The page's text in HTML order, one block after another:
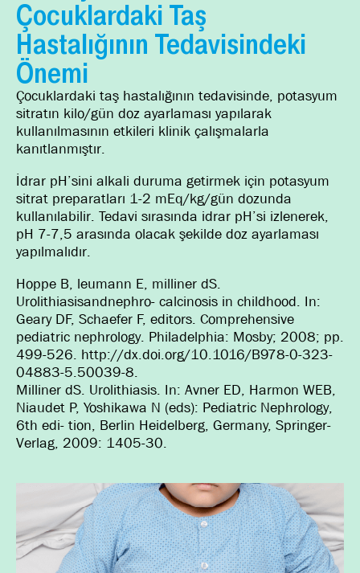
Çocuklardaki Taş
Hastalığının Tedavisindeki
Önemi
Çocuklardaki taş hastalığının tedavisinde, potasyum
sitratın kilo/gün doz ayarlaması yapılarak
kullanılmasının etkileri klinik çalışmalarla
kanıtlanmıştır.
İdrar pH’sini alkali duruma getirmek için potasyum
sitrat preparatları 1-2 mEq/kg/gün dozunda
kullanılabilir. Tedavi sırasında idrar pH’si izlenerek,
pH 7-7,5 arasında olacak şekilde doz ayarlaması
yapılmalıdır.
Hoppe B, leumann E, milliner dS.
Urolithiasisandnephro- calcinosis in childhood. In:
Geary DF, Schaefer F, editors. Comprehensive
pediatric nephrology. Philadelphia: Mosby; 2008; pp.
499-526. http://dx.doi.org/10.1016/B978-0-323-
04883-5.50039-8.
Milliner dS. Urolithiasis. In: Avner ED, Harmon WEB,
Niaudet P, Yoshikawa N (eds): Pediatric Nephrology,
6th edi- tion, Berlin Heidelberg, Germany, Springer-
Verlag, 2009: 1405-30.